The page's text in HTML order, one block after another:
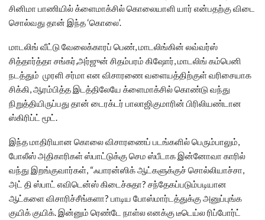
சினிமா பாணியில் க்ளைமாக்சில் கொலையாளி யார் என்பதற்கு விடை
சொல்வது தான் இந்த ‘கொலை’.
மாடலிங் வீட்டு வேலைக்காரப் பெண், மாடலிங்கின் லவ்வர்ஸ்
சித்தார்த்தா சங்கர்,அர்ஜுன் சிதம்பரம் கிஷோர், மாடலிங் கம்பெனி
நடத்தும் முரளி சர்மா என விசாரணை வளையத்திற்குள் வரிசையாக
சிக்கி, ஆரம்பித்த இடத்திலேயே க்ளைமாக்சில் கொண்டு வந்து
நிறுத்தியிருப்பது தான் டைரக்டர் பாலாஜிகுமாரின் பிரிலியண்டான
ஸ்கிரிப்ட் மூட்.
இந்த மாதிரியான கொலை விசாரணைப் படங்களில் பெரும்பாலும்,
போலீஸ் அதிகாரிகள் ஸ்பாட்டுக்கு செம ஸ்பீடாக இன்னோவா காரில்
வந்து இறங்குவார்கள், “ஃபாரன்ஸிக் ஆட்களுக்குச் சொல்லியாச்சா,
அட் தி ஸ்பாட் எவிடென்ஸ் கிடைச்சுதா? சந்தேகப்படும்படியான
ஆட்களை விசாரிச்சீங்களா? பாடிய போஸ்மார்டத்துக்கு அனுப்புங்க
குயிக் குயிக். இன்னும் ரெண்டே நாள்ல எனக்கு டீடெய்ல ரிப்போர்ட்